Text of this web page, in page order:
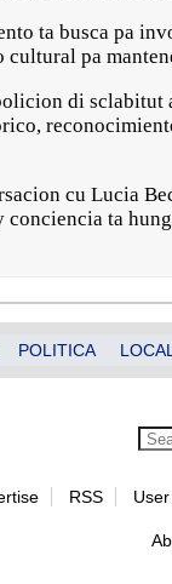
ta busca pa
pa
di
cu Lucia
ta
POLITICA LOCAL
RSS